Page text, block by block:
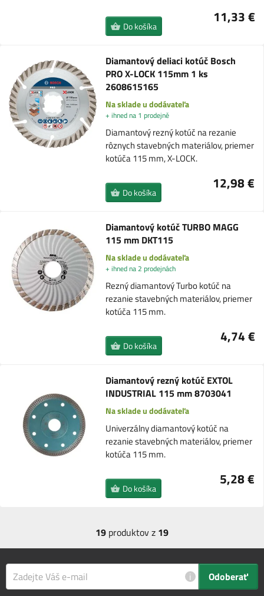
11,33 €
Do košíka
Diamantový deliaci kotúč Bosch
PRO X-LOCK 115mm 1 ks
2608615165
Na sklade u dodávateľa
+ ihned na 1 prodejně
Diamantový rezný kotúč na rezanie
rôznych stavebných materiálov, priemer
kotúča 115 mm, X-LOCK.
12,98 €
Do košíka
Diamantový kotúč TURBO MAGG
115 mm DKT115
Na sklade u dodávateľa
+ ihned na 2 prodejnách
Rezný diamantový Turbo kotúč na
rezanie stavebných materiálov, priemer
kotúča 115 mm.
4,74 €
Do košíka
Diamantový rezný kotúč EXTOL
INDUSTRIAL 115 mm 8703041
Na sklade u dodávateľa
Univerzálny diamantový kotúč na
rezanie stavebných materiálov, priemer
kotúča 115 mm.
5,28 €
Do košíka
19 produktov z 19
i Odoberať